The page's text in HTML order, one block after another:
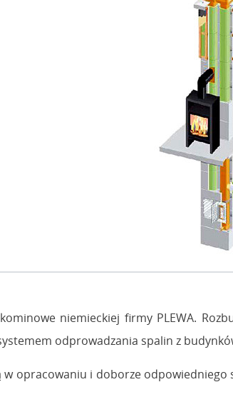
niemieckiej firmy PLEWA.
odprowadzania spalin z
w opracowaniu i doborze